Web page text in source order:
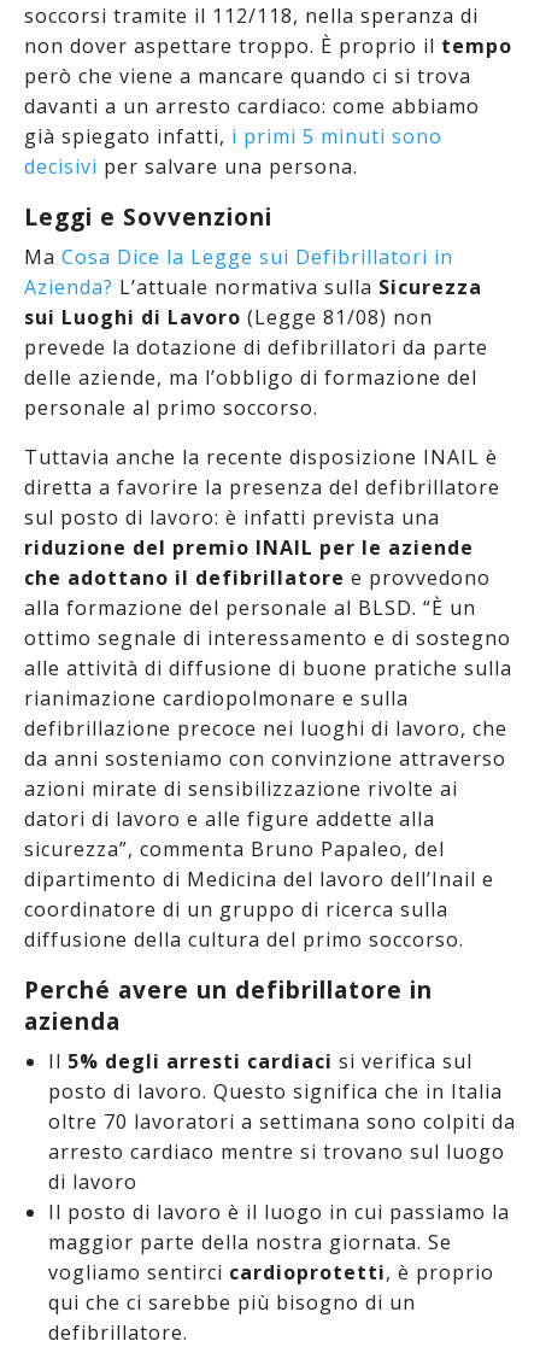
soccorsi tramite il 112/118, nella speranza di
non dover aspettare troppo. È proprio il tempo
però che viene a mancare quando ci si trova
davanti a un arresto cardiaco: come abbiamo
già spiegato infatti, i primi 5 minuti sono
decisivi per salvare una persona.
Leggi e Sovvenzioni
Ma Cosa Dice la Legge sui Defibrillatori in
Azienda? L’attuale normativa sulla Sicurezza
sui Luoghi di Lavoro (Legge 81/08) non
prevede la dotazione di defibrillatori da parte
delle aziende, ma l’obbligo di formazione del
personale al primo soccorso.
Tuttavia anche la recente disposizione INAIL è
diretta a favorire la presenza del defibrillatore
sul posto di lavoro: è infatti prevista una
riduzione del premio INAIL per le aziende
che adottano il defibrillatore e provvedono
alla formazione del personale al BLSD. “È un
ottimo segnale di interessamento e di sostegno
alle attività di diffusione di buone pratiche sulla
rianimazione cardiopolmonare e sulla
defibrillazione precoce nei luoghi di lavoro, che
da anni sosteniamo con convinzione attraverso
azioni mirate di sensibilizzazione rivolte ai
datori di lavoro e alle figure addette alla
sicurezza”, commenta Bruno Papaleo, del
dipartimento di Medicina del lavoro dell’Inail e
coordinatore di un gruppo di ricerca sulla
diffusione della cultura del primo soccorso.
Perché avere un defibrillatore in
azienda
Il 5% degli arresti cardiaci si verifica sul
posto di lavoro. Questo significa che in Italia
oltre 70 lavoratori a settimana sono colpiti da
arresto cardiaco mentre si trovano sul luogo
di lavoro
Il posto di lavoro è il luogo in cui passiamo la
maggior parte della nostra giornata. Se
vogliamo sentirci cardioprotetti, è proprio
qui che ci sarebbe più bisogno di un
defibrillatore.